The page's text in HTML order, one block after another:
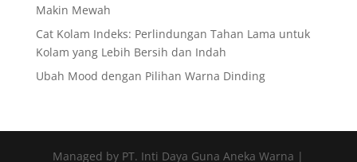
Makin Mewah
Cat Kolam Indeks: Perlindungan Tahan Lama untuk
Kolam yang Lebih Bersih dan Indah
Ubah Mood dengan Pilihan Warna Dinding
Managed by PT. Inti Daya Guna Aneka Warna |